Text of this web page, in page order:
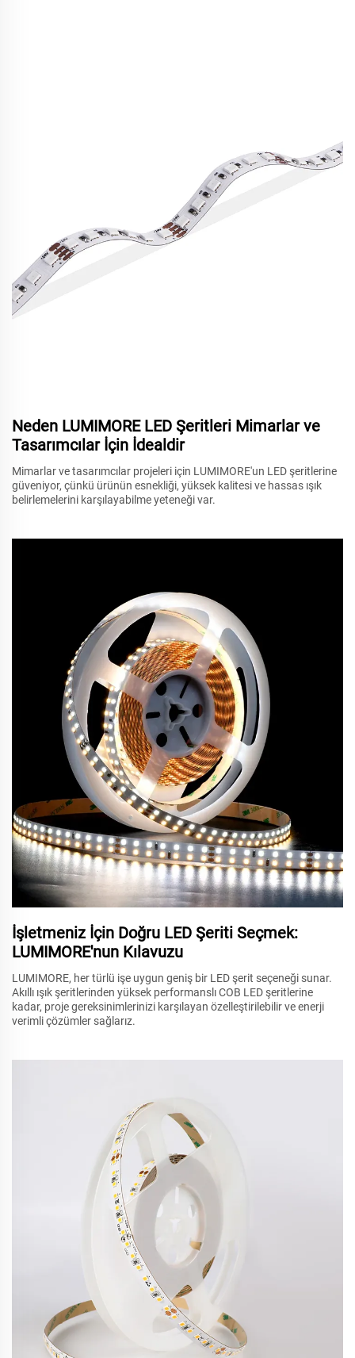
Neden LUMIMORE LED Şeritleri Mimarlar ve
Tasarımcılar İçin İdealdir
Mimarlar ve tasarımcılar projeleri için LUMIMORE'un LED şeritlerine
güveniyor, çünkü ürünün esnekliği, yüksek kalitesi ve hassas ışık
belirlemelerini karşılayabilme yeteneği var.
İşletmeniz İçin Doğru LED Şeriti Seçmek:
LUMIMORE'nun Kılavuzu
LUMIMORE, her türlü işe uygun geniş bir LED şerit seçeneği sunar.
Akıllı ışık şeritlerinden yüksek performanslı COB LED şeritlerine
kadar, proje gereksinimlerinizi karşılayan özelleştirilebilir ve enerji
verimli çözümler sağlarız.